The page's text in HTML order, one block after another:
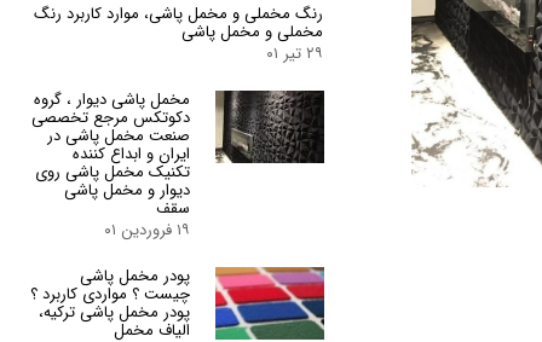
رنگ مخملی و مخمل پاشی، موارد کاربرد رنگ
مخملی و مخمل پاشی
۲۹ تیر ۰۱
مخمل پاشی دیوار ، گروه
دکوتکس مرجع تخصصی
صنعت مخمل پاشی در
ایران و ابداع کننده
تکنیک مخمل پاشی روی
دیوار و مخمل پاشی
سقف
۱۹ فروردین ۰۱
پودر مخمل پاشی
چیست ؟ مواردی کاربرد ؟
پودر مخمل پاشی ترکیه،
الیاف مخمل